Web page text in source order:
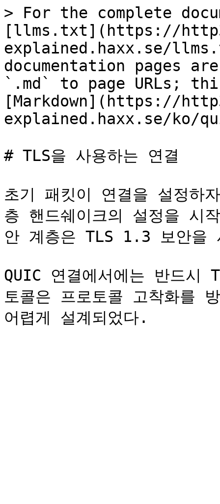
> For the complete
[llms.txt](https://
explained.haxx.se/
documentation pages
`.md` to page URLs;
[Markdown](https://
explained.haxx.se/ko/
# TLS을 사용하는 연결
초기 패킷이 연결을 설정하
층 핸드쉐이크의 설정을 시
안 계층은 TLS 1.3 보안을
QUIC 연결에서에는 반드시
토콜은 프로토콜 고착화를